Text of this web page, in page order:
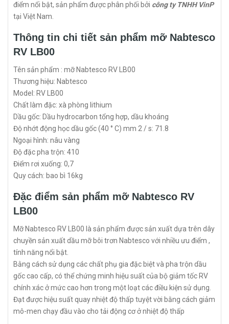
điểm nổi bật, sản phẩm được phân phối bởi công ty TNHH VinP
tại Việt Nam.
Thông tin chi tiết sản phẩm mỡ Nabtesco
RV LB00
Tên sản phẩm : mỡ Nabtesco RV LB00
Thương hiệu: Nabtesco
Model: RV LB00
Chất làm đặc: xà phòng lithium
Dầu gốc: Dầu hydrocarbon tổng hợp, dầu khoáng
Độ nhớt động học dầu gốc (40 ° C) mm 2 / s: 71.8
Ngoại hình: nâu vàng
Độ đặc pha trộn: 410
Điểm rơi xuống: 0,7
Quy cách: bao bì 16kg
Đặc điểm sản phẩm mỡ Nabtesco RV
LB00
Mỡ Nabtesco RV LB00 là sản phẩm được sản xuất dựa trên dây
chuyền sản xuất dầu mỡ bôi trơn Nabtesco với nhiều ưu điểm ,
tính năng nổi bật.
Bằng cách sử dụng các chất phụ gia đặc biệt và pha trộn dầu
gốc cao cấp, có thể chứng minh hiệu suất của bộ giảm tốc RV
chính xác ở mức cao hơn trong một loạt các điều kiện sử dụng.
Đạt được hiệu suất quay nhiệt độ thấp tuyệt vời bằng cách giảm
mô-men chạy đầu vào cho tải động cơ ở nhiệt độ thấp